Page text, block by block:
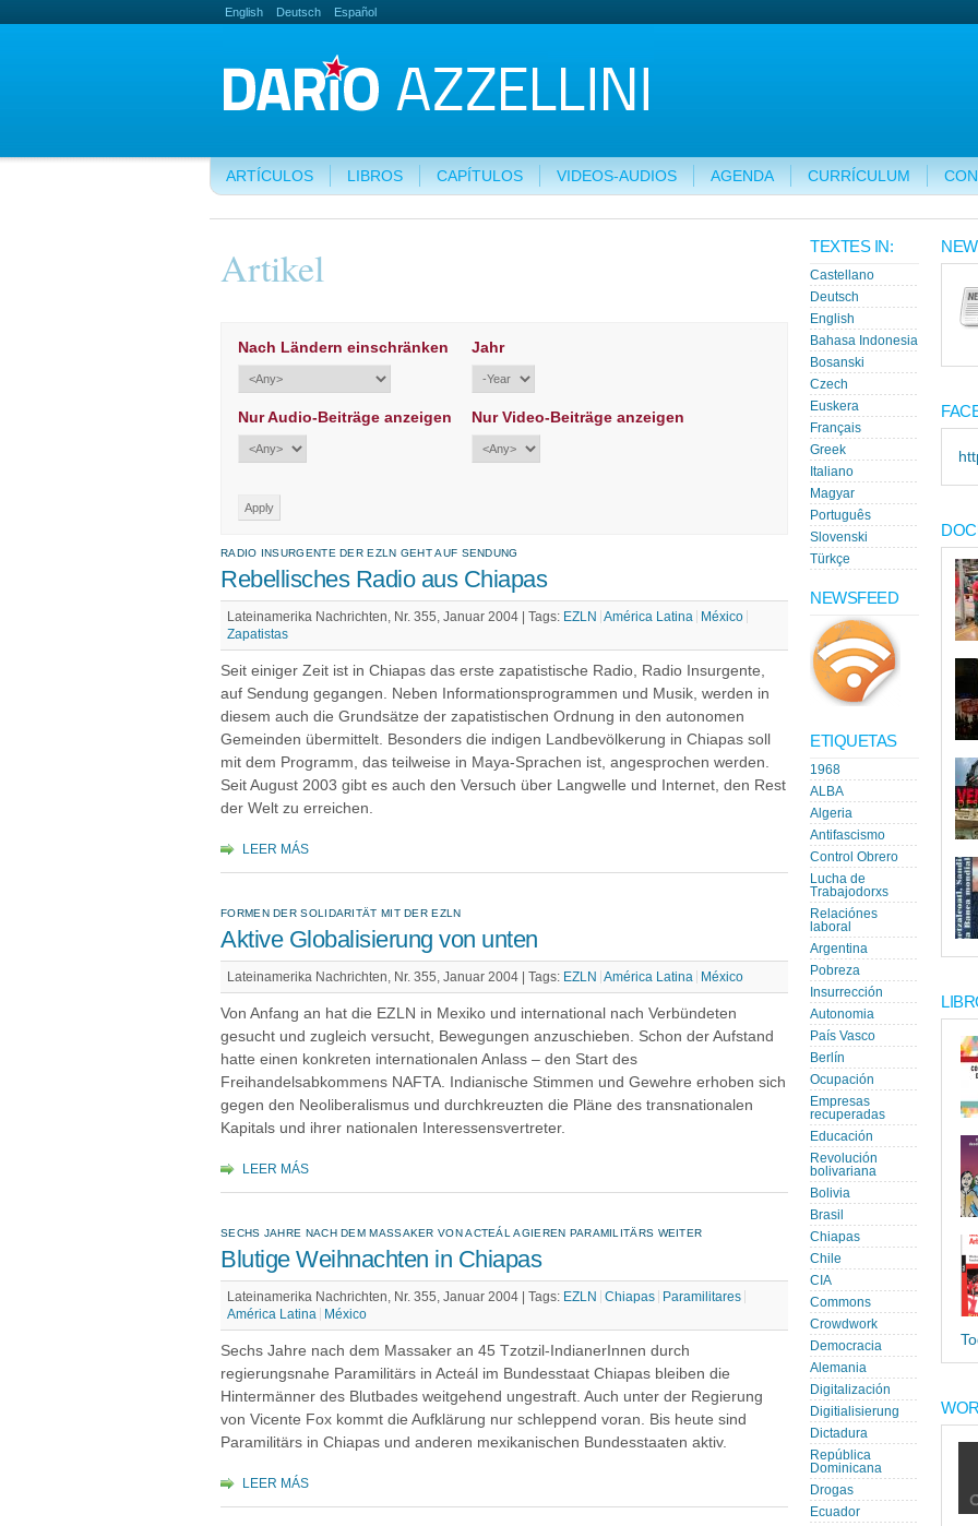
English Deutsch Español
ARTÍCULOS LIBROS CAPÍTULOS VIDEOS-AUDIOS AGENDA CURRÍCULUM
Artikel
Nach Ländern einschränken Jahr
Nur Audio-Beiträge anzeigen Nur Video-Beiträge anzeigen
RADIO INSURGENTE DER EZLN GEHT AUF SENDUNG
Rebellisches Radio aus Chiapas
Lateinamerika Nachrichten, Nr. 355, Januar 2004 | Tags: EZLN América Latina
México
Zapatistas
Seit einiger Zeit ist in Chiapas das erste zapatistische Radio, Radio Insurgente,
auf Sendung gegangen. Neben Informationsprogrammen und Musik, werden in
diesem auch die Grundsätze der zapatistischen Ordnung in den autonomen
Gemeinden übermittelt. Besonders die indigen Landbevölkerung in Chiapas soll
mit dem Programm, das teilweise in Maya-Sprachen ist, angesprochen werden.
Seit August 2003 gibt es auch den Versuch über Langwelle und Internet, den Rest
der Welt zu erreichen.
LEER MÁS
FORMEN DER SOLIDARITÄT MIT DER EZLN
Aktive Globalisierung von unten
Lateinamerika Nachrichten, Nr. 355, Januar 2004 | Tags: EZLN América Latina México
Von Anfang an hat die EZLN in Mexiko und international nach Verbündeten
gesucht und zugleich versucht, Bewegungen anzuschieben. Schon der Aufstand
hatte einen konkreten internationalen Anlass – den Start des
Freihandelsabkommens NAFTA. Indianische Stimmen und Gewehre erhoben sich
gegen den Neoliberalismus und durchkreuzten die Pläne des transnationalen
Kapitals und ihrer nationalen Interessensvertreter.
LEER MÁS
SECHS JAHRE NACH DEM MASSAKER VON ACTEÁL AGIEREN PARAMILITÄRS WEITER
Blutige Weihnachten in Chiapas
Lateinamerika Nachrichten, Nr. 355, Januar 2004 | Tags: EZLN Chiapas
Paramilitares
América Latina
México
Sechs Jahre nach dem Massaker an 45 Tzotzil-IndianerInnen durch
regierungsnahe Paramilitärs in Acteál im Bundesstaat Chiapas bleiben die
Hintermänner des Blutbades weitgehend ungestraft. Auch unter der Regierung
von Vicente Fox kommt die Aufklärung nur schleppend voran. Bis heute sind
Paramilitärs in Chiapas und anderen mexikanischen Bundesstaaten aktiv.
LEER MÁS
TEXTES IN:
Castellano
Deutsch
English
Bahasa Indonesia
Bosanski
Czech
Euskera
Français
Greek
Italiano
Magyar
Português
Slovenski
Türkçe
NEWSFEED
ETIQUETAS
1968
ALBA
Algeria
Antifascismo
Control Obrero
Lucha de
Trabajodorxs
Relaciónes
laboral
Argentina
Pobreza
Insurrección
Autonomia
País Vasco
Berlín
Ocupación
Empresas
recuperadas
Educación
Revolución
bolivariana
Bolivia
Brasil
Chiapas
Chile
CIA
Commons
Crowdwork
Democracia
Alemania
Digitalización
Digitialisierung
Dictadura
República
Dominicana
Drogas
Ecuador